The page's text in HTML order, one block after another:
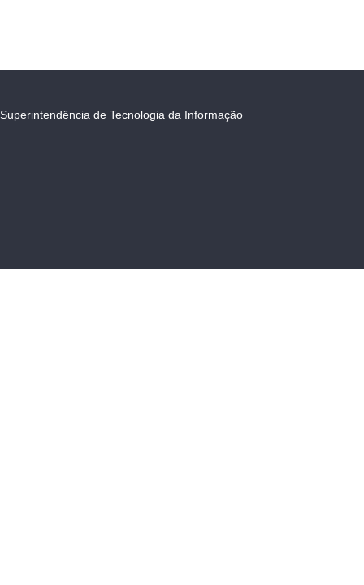
Superintendência de Tecnologia da Informação